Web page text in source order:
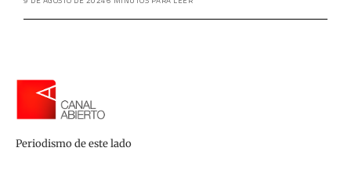
Periodismo de este lado